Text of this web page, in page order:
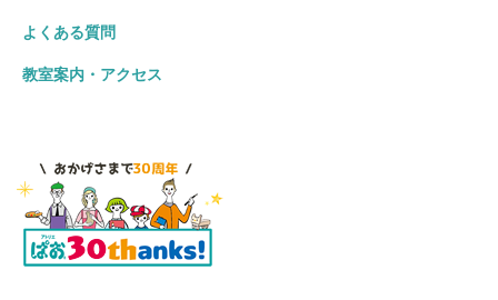
よくある質問
教室案内・アクセス